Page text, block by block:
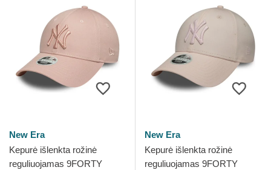
New Era
Kepurė išlenkta rožinė
reguliuojamas 9FORTY
New Era
Kepurė išlenkta rožinė
reguliuojamas 9FORTY